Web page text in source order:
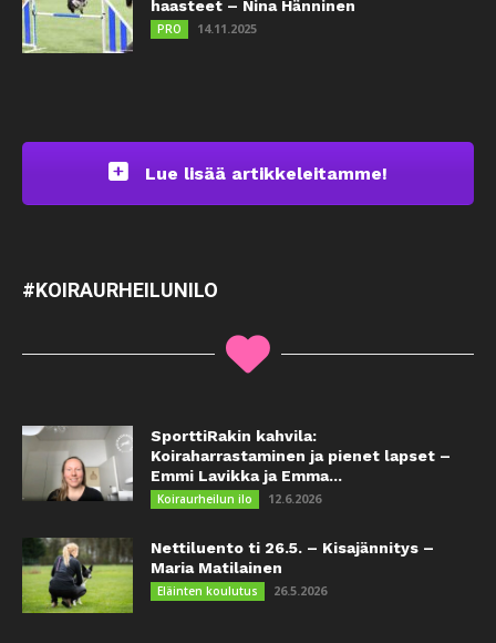
haasteet – Nina Hänninen
PRO 14.11.2025
Lue lisää artikkeleitamme!
#KOIRAURHEILUNILO
SporttiRakin kahvila:
Koiraharrastaminen ja pienet lapset –
Emmi Lavikka ja Emma...
Koiraurheilun ilo 12.6.2026
Nettiluento ti 26.5. – Kisajännitys –
Maria Matilainen
Eläinten koulutus 26.5.2026